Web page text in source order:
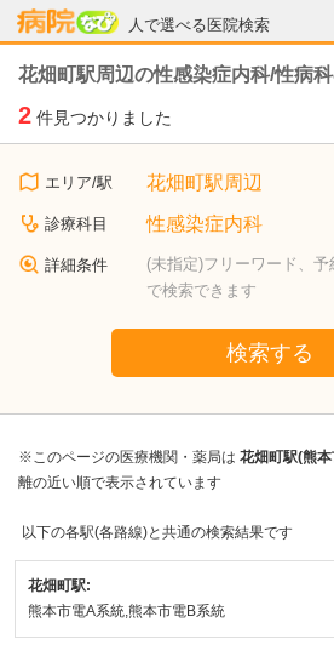
人で選べる医院検索
病院なび
花畑町駅周辺の性感染症内科/性病
2 件見つかりました
エリア/駅 花畑町駅周辺
診療科目 性感染症内科
詳細条件
(未指定)フリーワード、
で検索できます
検索する
※このページの医療機関・薬局は 花畑町駅(熊
離の近い順で表示されています
以下の各駅(各路線)と共通の検索結果です
花畑町駅:
熊本市電A系統,熊本市電B系統